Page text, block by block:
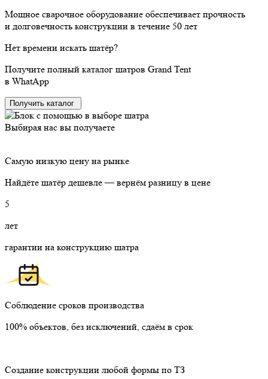
Мощное сварочное оборудование обеспечивает прочность
и долговечность конструкции в течение 50 лет
Нет времени искать шатёр?
Получите полный каталог шатров Grand Tent
в WhatApp
Получить каталог
Выбирая нас вы получаете
Самую низкую цену на рынке
Найдёте шатёр дешевле — вернём разницу в цене
5
лет
гарантии на конструкцию шатра
Соблюдение сроков производства
100% объектов, без исключений, сдаём в срок
Создание конструкции любой формы по ТЗ